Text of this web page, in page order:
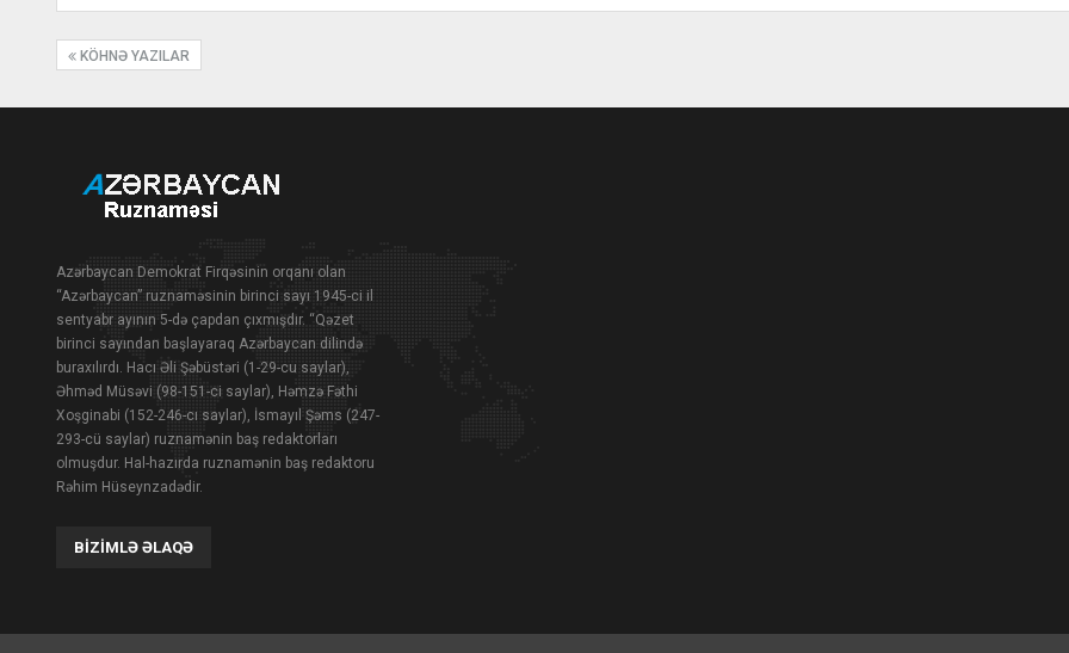
KÖHNƏ YAZILAR
Azərbaycan Demokrat Firqəsinin orqanı olan
“Azərbaycan” ruznaməsinin birinci sayı 1945-ci il
sentyabr ayının 5-də çapdan çıxmışdır. “Qəzet
birinci sayından başlayaraq Azərbaycan dilində
buraxılırdı. Hacı Əli Şəbüstəri (1-29-cu saylar),
Əhməd Müsəvi (98-151-ci saylar), Həmzə Fəthi
Xoşginabi (152-246-cı saylar), İsmayıl Şəms (247-
293-cü saylar) ruznamənin baş redaktorları
olmuşdur. Hal-hazırda ruznamənin baş redaktoru
Rəhim Hüseynzadədir.
BIZIMLƏ ƏLAQƏ